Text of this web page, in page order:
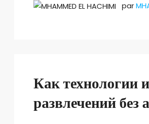
par
Как технологии
развлечений без